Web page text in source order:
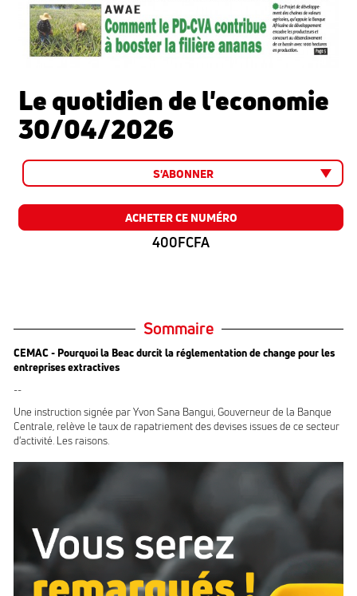
Le quotidien de l'economie
30/04/2026
S'ABONNER
ACHETER CE NUMÉRO
400FCFA
Sommaire
CEMAC - Pourquoi la Beac durcit la réglementation de change pour les
entreprises extractives
--
Une instruction signée par Yvon Sana Bangui, Gouverneur de la Banque
Centrale, relève le taux de rapatriement des devises issues de ce secteur
d'activité. Les raisons.